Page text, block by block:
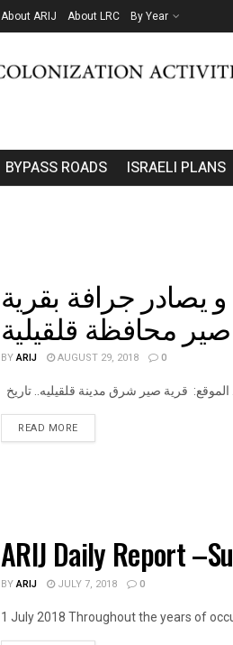
About ARIJ About LRC By Year
BYPASS ROADS ISRAELI PLANS
يصادر جرافة بقرية
صير محافظة قلقيلية
BYARIJ AUGUST 29, 2018 0
READ MOREDETAILS
ARIJ Daily Report
BYARIJ JULY 7, 2018 0
1 July 2018 Throughout the years of